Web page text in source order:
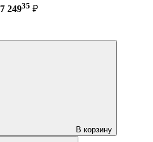
7 24935 ₽
В корзину